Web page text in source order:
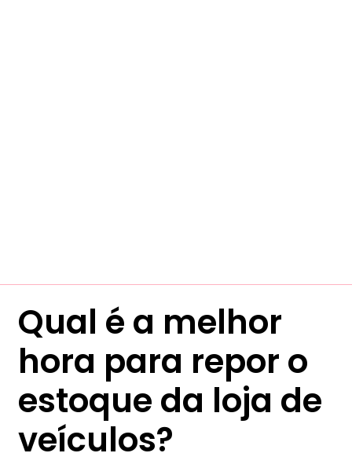
Qual é a melhor
hora para repor o
estoque da loja de
veículos?